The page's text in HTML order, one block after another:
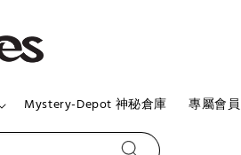
Mystery-Depot 神秘倉庫 專屬會員